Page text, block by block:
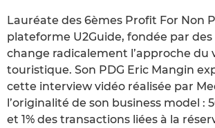
Lauréate des 6èmes Profit For Non
plateforme U2Guide, fondée par
change radicalement l’approche du
touristique. Son PDG Eric Mangin
cette interview vidéo réalisée par
l’originalité de son business model :
et 1% des transactions liées à la